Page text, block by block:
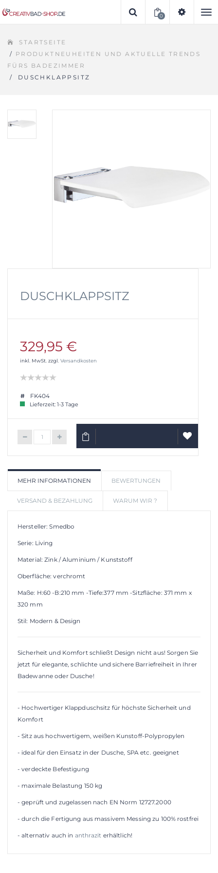
0
STARTSEITE
/ PRODUKTNEUHEITEN UND AKTUELLE TRENDS
FÜRS BADEZIMMER
/
DUSCHKLAPPSITZ
DUSCHKLAPPSITZ
329,95 €
inkl. MwSt. zzgl. Versandkosten
FK404
Lieferzeit: 1-3 Tage
IN DEN WARENKORB
MEHR INFORMATIONEN BEWERTUNGEN
VERSAND & BEZAHLUNG WARUM WIR ?
Hersteller: Smedbo
Serie: Living
Material: Zink / Aluminium / Kunststoff
Oberfläche: verchromt
Maße: H:60 -B:210 mm -Tiefe:377 mm -Sitzfläche: 371 mm x
320 mm
Stil: Modern & Design
Sicherheit und Komfort schließt Design nicht aus! Sorgen Sie
jetzt für elegante, schlichte und sichere Barriefreiheit in Ihrer
Badewanne oder Dusche!
- Hochwertiger Klappduschsitz für höchste Sicherheit und
Komfort
- Sitz aus hochwertigem, weißen Kunstoff-Polypropylen
- ideal für den Einsatz in der Dusche, SPA etc. geeignet
- verdeckte Befestigung
- maximale Belastung 150 kg
- geprüft und zugelassen nach EN Norm 12727.2000
- durch die Fertigung aus massivem Messing zu 100% rostfrei
- alternativ auch in anthrazit erhältlich!